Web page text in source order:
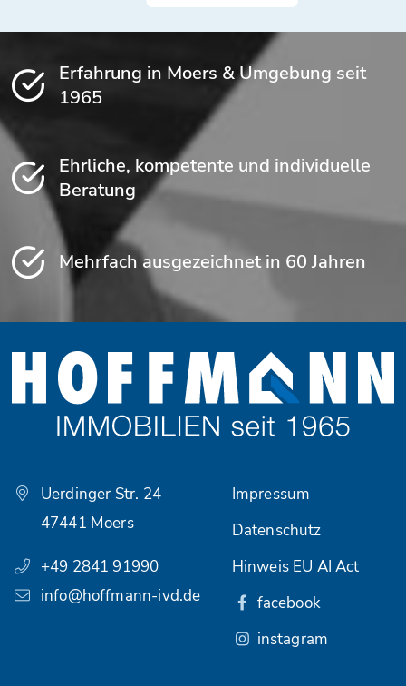
Erfahrung in Moers & Umgebung seit
1965
Ehrliche, kompetente und individuelle
Beratung
Mehrfach ausgezeichnet in 60 Jahren
Uerdinger Str. 24
47441 Moers
+49 2841 91990
info@hoffmann-ivd.de
Impressum
Datenschutz
Hinweis EU AI Act
facebook
instagram